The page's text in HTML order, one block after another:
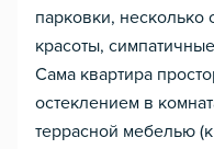
парковки, несколько
красоты,
Сама квартира
остеклением в
террасной мебелью